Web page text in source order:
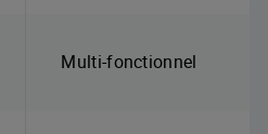
Multi-fonctionnel